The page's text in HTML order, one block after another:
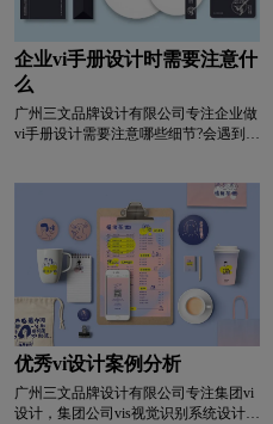
企业vi手册设计时需要注意什
么
广州三文品牌设计有限公司专注企业做
vi手册设计需要注意哪些细节?会遇到哪
楚了企业vi手册的常见注意事项,那么,
就很容易解决了。下面给大家做一些做
企业vi设计的注意事项：
优秀vi设计案例分析
广州三文品牌设计有限公司专注集团vi
设计，集团公司vis视觉识别系统设计,